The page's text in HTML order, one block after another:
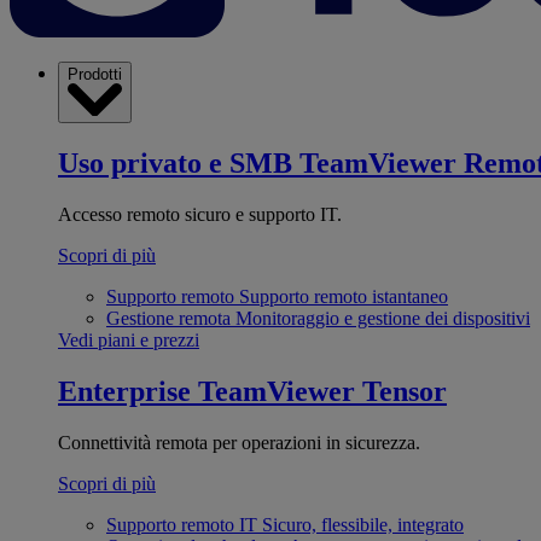
Prodotti
Uso privato e SMB TeamViewer
Accesso remoto sicuro e supporto IT.
Scopri di più
Supporto remoto Supporto remoto istantaneo
Gestione remota Monitoraggio e gestione dei dispositivi
Vedi piani e prezzi
Enterprise TeamViewer Tensor
Connettività remota per operazioni in sicurezza.
Scopri di più
Supporto remoto IT Sicuro, flessibile, integrato